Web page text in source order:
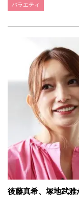
バラエティ
後藤真希、塚地武